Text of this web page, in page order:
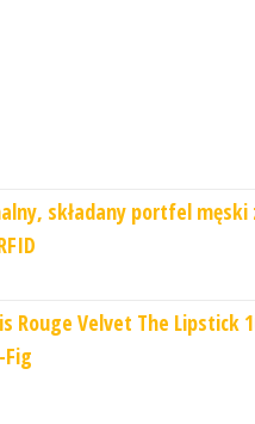
składany portfel męski
Rouge Velvet The Lipstick